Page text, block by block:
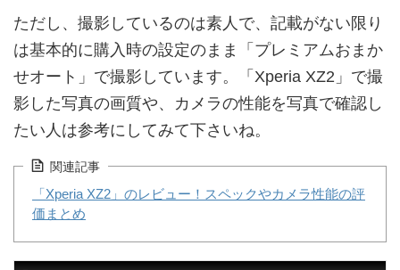
ただし、撮影しているのは素人で、記載がない限り
は基本的に購入時の設定のまま「プレミアムおまか
せオート」で撮影しています。「Xperia XZ2」で撮
影した写真の画質や、カメラの性能を写真で確認し
たい人は参考にしてみて下さいね。
関連記事
「Xperia XZ2」のレビュー！スペックやカメラ性能の評
価まとめ